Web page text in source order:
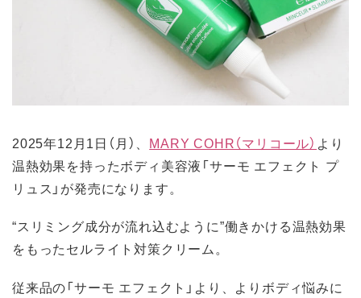
2025年12月1日（月）、 MARY COHR（マリコール） より
温熱効果を持ったボディ美容液「サーモ エフェクト プ
リュス」が発売になります。
“スリミング成分が流れ込むように”働きかける温熱効果
をもったセルライト対策クリーム。
従来品の「サーモ エフェクト」より、よりボディ悩みに